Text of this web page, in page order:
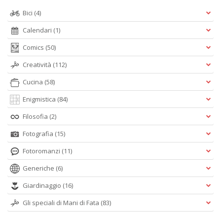
Bici (4)
Calendari (1)
Comics (50)
Creatività (112)
Cucina (58)
Enigmistica (84)
Filosofia (2)
Fotografia (15)
Fotoromanzi (11)
Generiche (6)
Giardinaggio (16)
Gli speciali di Mani di Fata (83)